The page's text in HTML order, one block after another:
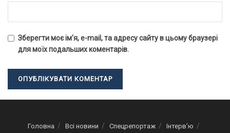
Зберегти моє ім'я, e-mail, та адресу сайту в цьому браузері
для моїх подальших коментарів.
Головна Всі новини Спецрепортаж
Інтерв’ю